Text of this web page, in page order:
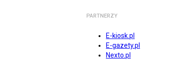
PARTNERZY
E-kiosk.pl
E-gazety.pl
Nexto.pl